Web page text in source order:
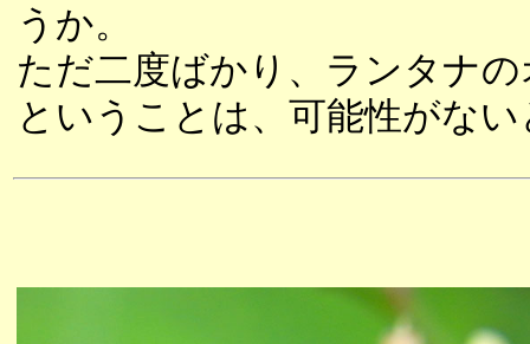
うか。
ただ二度ばかり、ランタナ
ということは、可能性がな